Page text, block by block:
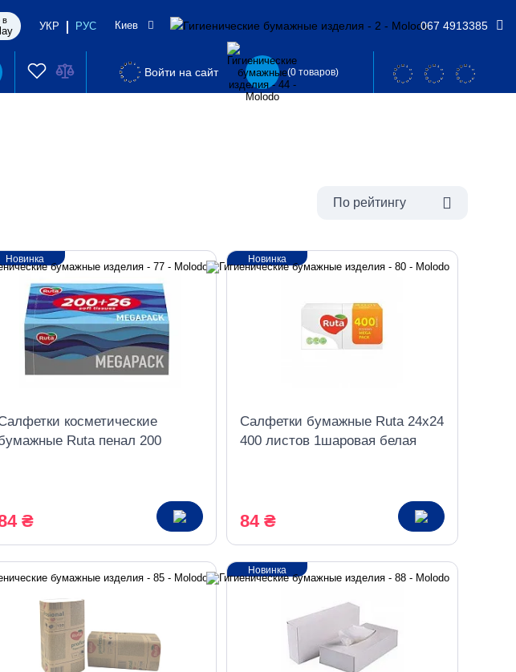
в
УКР РУС Киев 067 4913385
Войти на сайт (0 товаров)
По рейтингу
косметические
Ruta пенал 200
₴
Новинка
Салфетки бумажные Ruta 24х24
400 листов 1шаровая белая
84 ₴
Новинка
Новинка